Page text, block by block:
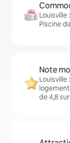
Louisville
Piscine
Note
de 4,8